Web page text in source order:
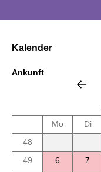
Kalender
Ankunft
Mo
Di
48
49
6 7